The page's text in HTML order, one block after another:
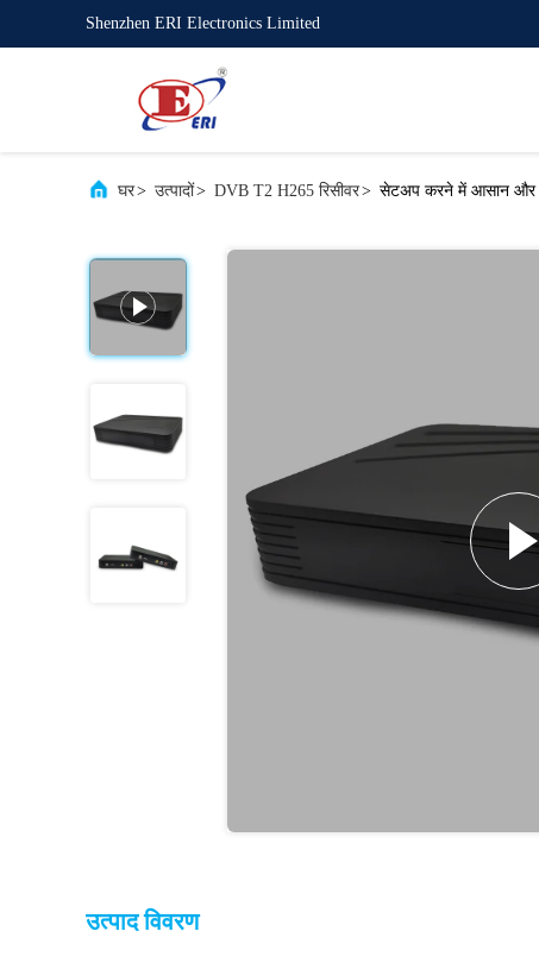
Shenzhen ERI Electronics Limited
घर> उत्पादों> DVB T2 H265 रिसीवर> सेटअप करने में आसान और 7
उत्पाद विवरण